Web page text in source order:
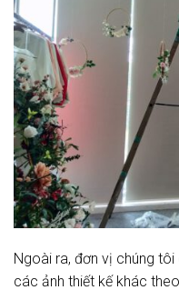
Ngoài ra, đơn vị chúng
các ảnh thiết kế khác